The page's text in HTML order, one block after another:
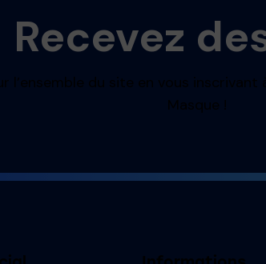
Recevez
l’ensemble du site en vous
Masque !